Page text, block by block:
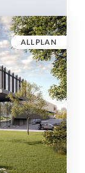
ALLPLAN